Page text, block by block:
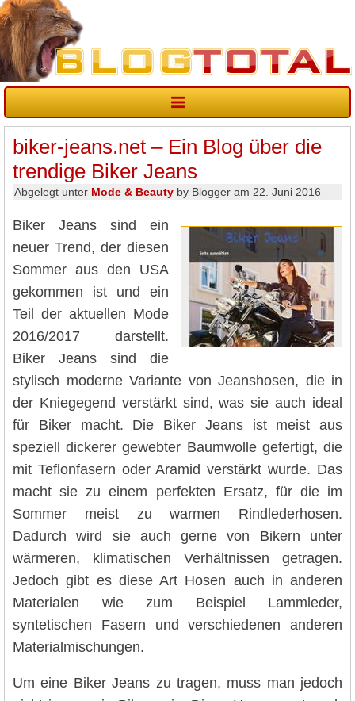
biker-jeans.net – Ein Blog über die
trendige Biker Jeans
Abgelegt unter Mode & Beauty by Blogger am 22. Juni 2016
Biker Jeans sind ein
neuer Trend, der diesen
Sommer aus den USA
gekommen ist und ein
Teil der aktuellen Mode
2016/2017 darstellt.
Biker Jeans sind die
stylisch moderne Variante von Jeanshosen, die in
der Kniegegend verstärkt sind, was sie auch ideal
für Biker macht. Die Biker Jeans ist meist aus
speziell dickerer gewebter Baumwolle gefertigt, die
mit Teflonfasern oder Aramid verstärkt wurde. Das
macht sie zu einem perfekten Ersatz, für die im
Sommer meist zu warmen Rindlederhosen.
Dadurch wird sie auch gerne von Bikern unter
wärmeren, klimatischen Verhältnissen getragen.
Jedoch gibt es diese Art Hosen auch in anderen
Materialen wie zum Beispiel Lammleder,
syntetischen Fasern und verschiedenen anderen
Materialmischungen.
Um eine Biker Jeans zu tragen, muss man jedoch